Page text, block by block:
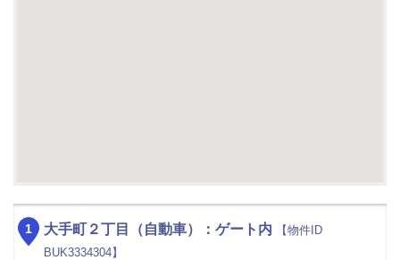
大手町２丁目（自動車）：ゲート内
【物件ID
BUK3334304】
1